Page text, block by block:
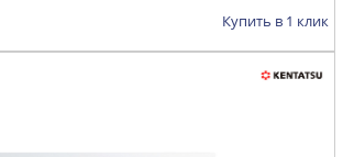
Купить в 1 клик